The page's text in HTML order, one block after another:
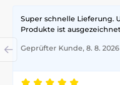
Super schnelle Lieferung.
Produkte ist
Geprüfter Kunde, 8. 8. 2026